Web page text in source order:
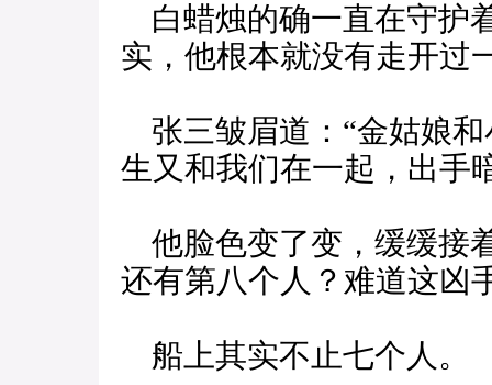
白蜡烛的确一直在守护
实，他根本就没有走开过
张三皱眉道：“金姑娘
生又和我们在一起，出手
他脸色变了变，缓缓接
还有第八个人？难道这凶
船上其实不止七个人。